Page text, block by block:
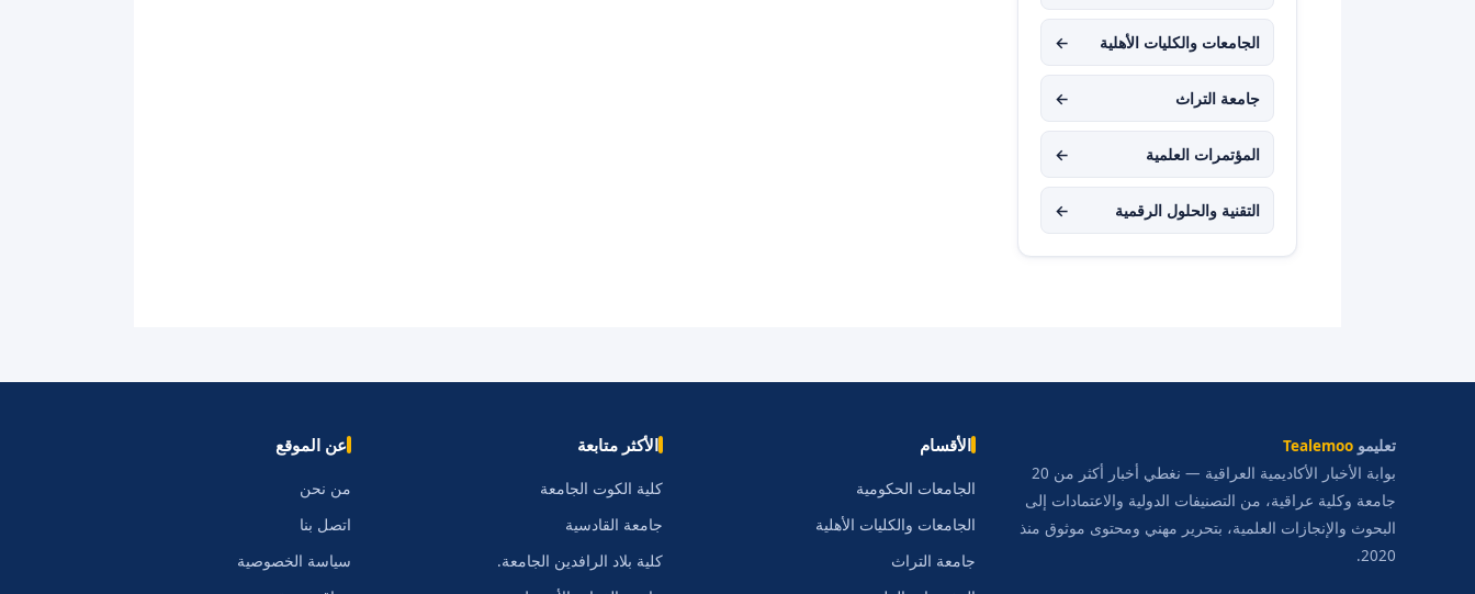
الجامعات والكليات الأهلية ←
جامعة التراث ←
المؤتمرات العلمية ←
التقنية والحلول الرقمية ←
تعليمو Tealemoo
بوابة الأخبار الأكاديمية العراقية — نغطي أخبار أكثر من 20
جامعة وكلية عراقية، من التصنيفات الدولية والاعتمادات إلى
البحوث والإنجازات العلمية، بتحرير مهني ومحتوى موثوق منذ
2020.
الأقسام
الجامعات الحكومية
الجامعات والكليات الأهلية
جامعة التراث
الأكثر متابعة
كلية الكوت الجامعة
جامعة القادسية
كلية بلاد الرافدين الجامعة.
عن الموقع
من نحن
اتصل بنا
سياسة الخصوصية